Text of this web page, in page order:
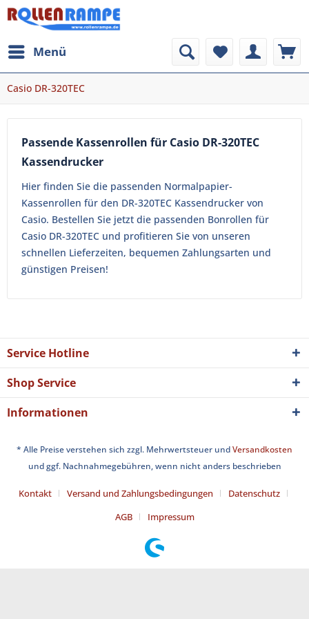
Menü
Casio DR-320TEC
Passende Kassenrollen für Casio DR-320TEC
Kassendrucker
Hier finden Sie die passenden Normalpapier-
Kassenrollen für den DR-320TEC Kassendrucker von
Casio. Bestellen Sie jetzt die passenden Bonrollen für
Casio DR-320TEC und profitieren Sie von unseren
schnellen Lieferzeiten, bequemen Zahlungsarten und
günstigen Preisen!
Service Hotline
Shop Service
Informationen
* Alle Preise verstehen sich zzgl. Mehrwertsteuer undVersandkosten
und ggf. Nachnahmegebühren, wenn nicht anders beschrieben
Kontakt Versand und Zahlungsbedingungen
Datenschutz
AGB
Impressum